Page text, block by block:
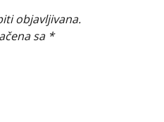
objavljivana.
sa *